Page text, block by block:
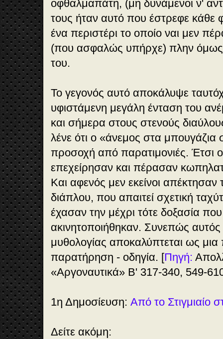
οφθαλμαπάτη, (μη δυνάμενοι ν'
τους ήταν αυτό που έστρεφε κάθε
ένα περιστέρι το οποίο ναι μεν
(που ασφαλώς υπήρχε) πλην όμως
του.
Το γεγονός αυτό αποκάλυψε
υφιστάμενη μεγάλη ένταση του
και σήμερα στους στενούς
λένε ότι ο «άνεμος στα μπουγάζια
προσοχή από παρατιμονιές. Έτσι
επεχείρησαν και πέρασαν
Και αφενός μεν εκείνοι
διάπλου, που απαιτεί σχετική
έχασαν την μέχρι τότε δοξασία που
ακινητοποιήθηκαν. Συνεπώς αυτός
μυθολογίας αποκαλύπτεται ως μια
παρατήρηση - οδηγία. [Πηγή:
«Αργοναυτικά» Β' 317-340, 549-
1η Δημοσίευση: Από το Στιγμιαίο
Δείτε ακόμη: